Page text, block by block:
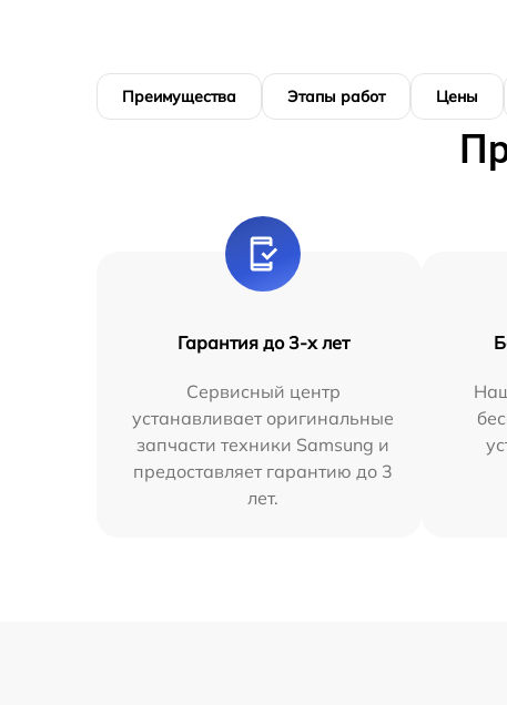
Преимущества Этапы работ Цены
Гарантия до 3-х лет
Сервисный центр
устанавливает оригинальные
запчасти техники Samsung и
предоставляет гарантию до 3
лет.